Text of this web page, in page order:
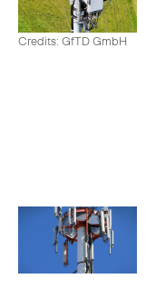
Credits: GfTD GmbH